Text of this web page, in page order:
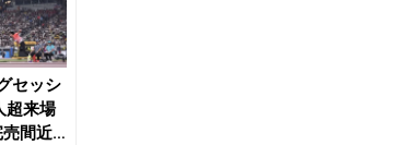
セッシ
超来場
間近